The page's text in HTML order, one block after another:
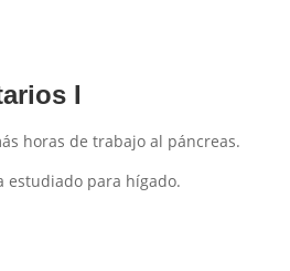
I
horas de trabajo al páncreas.
estudiado para hígado.